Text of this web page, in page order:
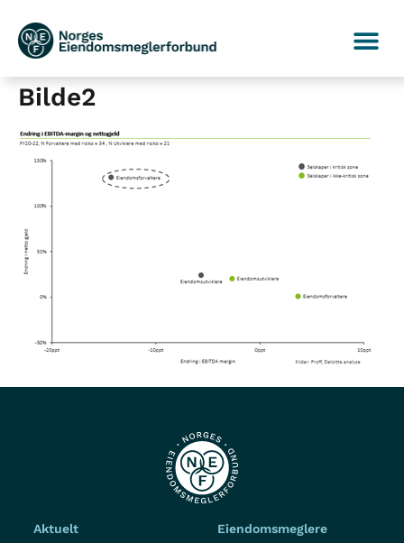
Bilde2
Aktuelt Eiendomsmeglere